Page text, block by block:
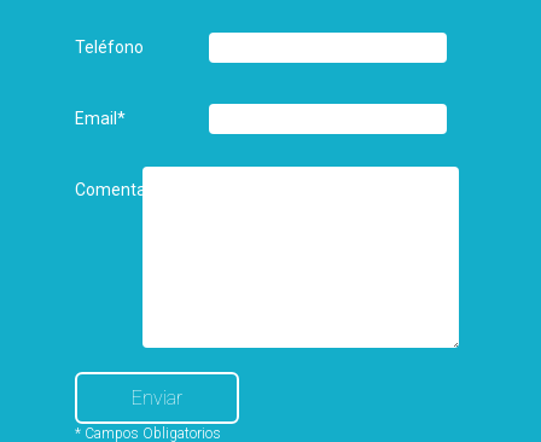
Teléfono
Email*
Comentarios
* Campos Obligatorios